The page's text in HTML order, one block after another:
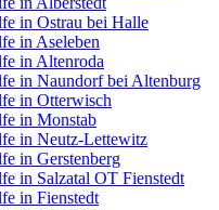
in Ostrau bei Halle
in Aseleben
in Altenroda
in Naundorf bei Altenburg
in Otterwisch
in Monstab
in Neutz-Lettewitz
in Gerstenberg
in Salzatal OT Fienstedt
in Fienstedt